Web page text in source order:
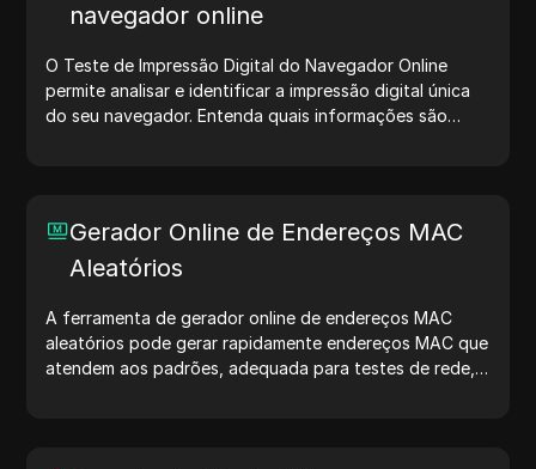
navegador online
O Teste de Impressão Digital do Navegador Online
permite analisar e identificar a impressão digital única
do seu navegador. Entenda quais informações são
Gerador Online de Endereços MAC
Aleatórios
A ferramenta de gerador online de endereços MAC
aleatórios pode gerar rapidamente endereços MAC que
atendem aos padrões, adequada para testes de rede,